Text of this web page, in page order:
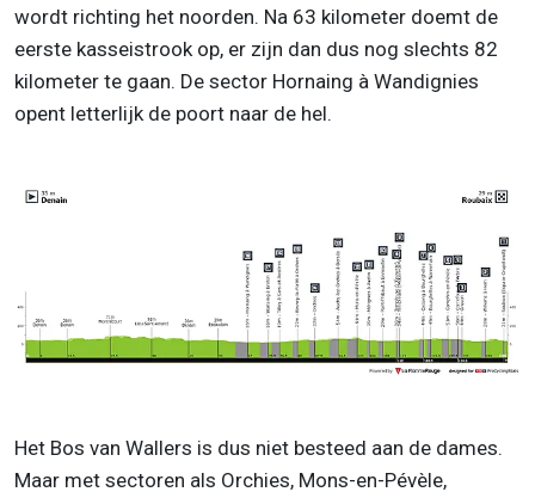
wordt richting het noorden. Na 63 kilometer doemt de
eerste kasseistrook op, er zijn dan dus nog slechts 82
kilometer te gaan. De sector Hornaing à Wandignies
opent letterlijk de poort naar de hel.
Het Bos van Wallers is dus niet besteed aan de dames.
Maar met sectoren als Orchies, Mons-en-Pévèle,